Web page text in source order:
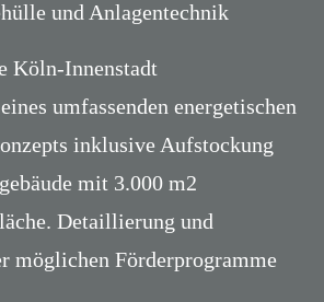
und Anlagentechnik
Köln-Innenstadt
umfassenden energetischen
inklusive Aufstockung
mit 3.000 m2
Detaillierung und
möglichen Förderprogramme